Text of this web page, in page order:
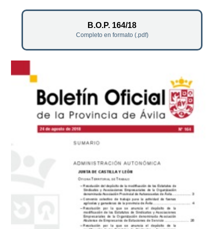
B.O.P. 164/18
Completo en formato (.pdf)